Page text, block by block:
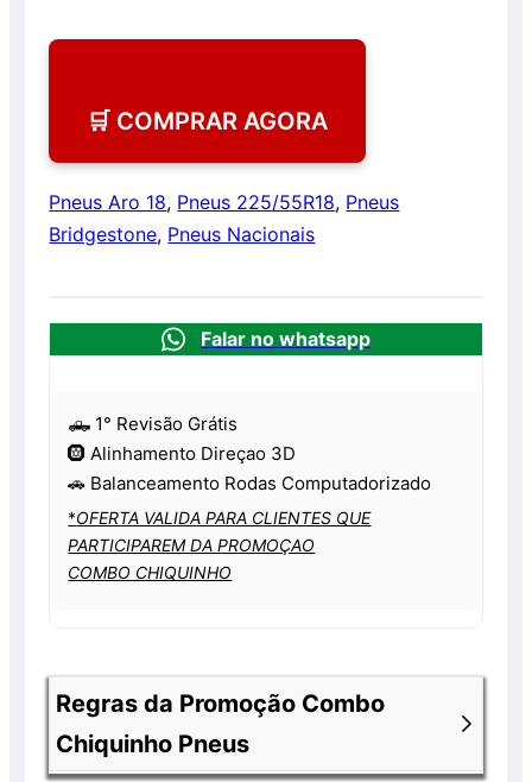
🛒 COMPRAR AGORA
Pneus Aro 18, Pneus 225/55R18, Pneus
Bridgestone, Pneus Nacionais
Falar no whatsapp
🛻 1° Revisão Grátis
🛞 Alinhamento Direçao 3D
🚗 Balanceamento Rodas Computadorizado
*OFERTA VALIDA PARA CLIENTES QUE
PARTICIPAREM DA PROMOÇAO
COMBO CHIQUINHO
Regras da Promoção Combo
Chiquinho Pneus